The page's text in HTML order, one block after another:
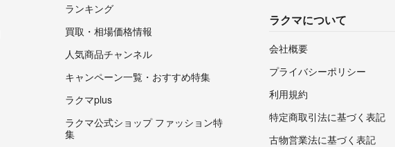
ランキング
買取・相場価格情報
人気商品チャンネル
キャンペーン一覧・おすすめ特集
ラクマplus
ラクマ公式ショップ ファッション特
集
ラクマについて
会社概要
プライバシーポリシー
利用規約
特定商取引法に基づく表記
古物営業法に基づく表記